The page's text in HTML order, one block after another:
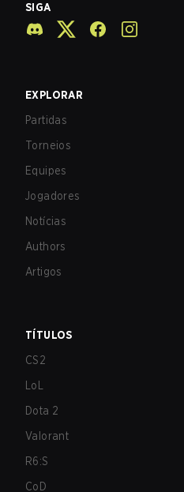
SIGA
EXPLORAR
Partidas
Torneios
Equipes
Jogadores
Notícias
Authors
Artigos
TÍTULOS
CS2
LoL
Dota 2
Valorant
R6:S
CoD